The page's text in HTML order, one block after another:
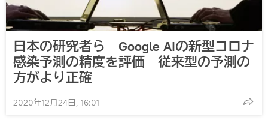
日本の研究者ら Google AIの新型コロナ
感染予測の精度を評価 従来型の予測の
方がより正確
2020年12月24日, 16:01